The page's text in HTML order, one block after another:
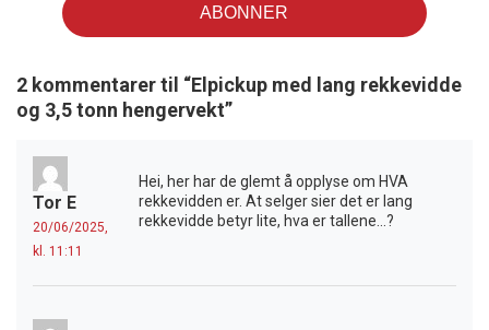
2 kommentarer til “Elpickup med lang rekkevidde
og 3,5 tonn hengervekt”
Tor E
20/06/2025,
kl. 11:11
Hei, her har de glemt å opplyse om HVA
rekkevidden er. At selger sier det er lang
rekkevidde betyr lite, hva er tallene…?